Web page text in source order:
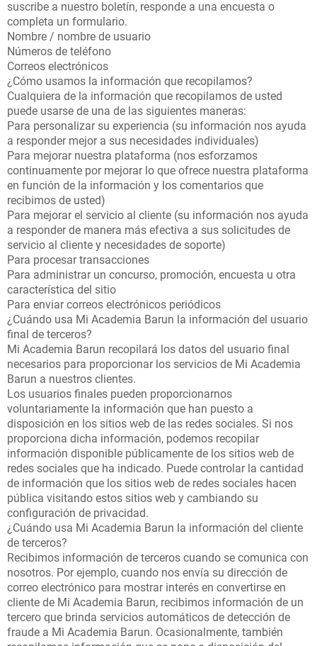
suscribe a nuestro boletín, responde a una encuesta o
completa un formulario.
Nombre / nombre de usuario
Números de teléfono
Correos electrónicos
¿Cómo usamos la información que recopilamos?
Cualquiera de la información que recopilamos de usted
puede usarse de una de las siguientes maneras:
Para personalizar su experiencia (su información nos ayuda
a responder mejor a sus necesidades individuales)
Para mejorar nuestra plataforma (nos esforzamos
continuamente por mejorar lo que ofrece nuestra plataforma
en función de la información y los comentarios que
recibimos de usted)
Para mejorar el servicio al cliente (su información nos ayuda
a responder de manera más efectiva a sus solicitudes de
servicio al cliente y necesidades de soporte)
Para procesar transacciones
Para administrar un concurso, promoción, encuesta u otra
característica del sitio
Para enviar correos electrónicos periódicos
¿Cuándo usa Mi Academia Barun la información del usuario
final de terceros?
Mi Academia Barun recopilará los datos del usuario final
necesarios para proporcionar los servicios de Mi Academia
Barun a nuestros clientes.
Los usuarios finales pueden proporcionarnos
voluntariamente la información que han puesto a
disposición en los sitios web de las redes sociales. Si nos
proporciona dicha información, podemos recopilar
información disponible públicamente de los sitios web de
redes sociales que ha indicado. Puede controlar la cantidad
de información que los sitios web de redes sociales hacen
pública visitando estos sitios web y cambiando su
configuración de privacidad.
¿Cuándo usa Mi Academia Barun la información del cliente
de terceros?
Recibimos información de terceros cuando se comunica con
nosotros. Por ejemplo, cuando nos envía su dirección de
correo electrónico para mostrar interés en convertirse en
cliente de Mi Academia Barun, recibimos información de un
tercero que brinda servicios automáticos de detección de
fraude a Mi Academia Barun. Ocasionalmente, también